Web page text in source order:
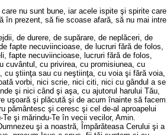
nu sunt bune, iar acele ispite şi spirite care
în prezent, să fie scoase afară, să nu mai intre
de durere, de supărare, de neplăceri, de
fapte necuviincioase, de lucruri fără de folos,
fapte necuviincioase, lucruri fără de folos,
cuvântul, cu privirea, cu promisiunea, cu
cu ştiinţa sau cu neştiinţa, cu voia şi fără voia,
vorbi, nici scrie, nici citi, nici cu gândul a se
şi nici când şi aşa, cu ajutorul harului Tău,
uşoară şi plăcută şi de acum înainte să facem
pământesc şi ceresc şi cel de-al aproapelui
şi mărindu-Te în vecii vecilor, Amin.
şi a noastră, Împărăteasa Cerului şi a